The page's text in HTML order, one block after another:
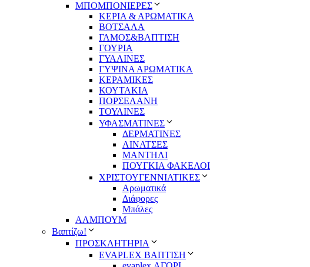
ΜΠΟΜΠΟΝΙΕΡΕΣ
ΚΕΡΙΑ & ΑΡΩΜΑΤΙΚΑ
ΒΟΤΣΑΛΑ
ΓΑΜΟΣ&ΒΑΠΤΙΣΗ
ΓΟΥΡΙΑ
ΓΥΑΛΙΝΕΣ
ΓΥΨΙΝΑ ΑΡΩΜΑΤΙΚΑ
ΚΕΡΑΜΙΚΕΣ
ΚΟΥΤΑΚΙΑ
ΠΟΡΣΕΛΑΝΗ
ΤΟΥΛΙΝΕΣ
ΥΦΑΣΜΑΤΙΝΕΣ
ΔΕΡΜΑΤΙΝΕΣ
ΛΙΝΑΤΣΕΣ
ΜΑΝΤΗΛΙ
ΠΟΥΓΚΙΑ ΦΑΚΕΛΟΙ
ΧΡΙΣΤΟΥΓΕΝΝΙΑΤΙΚΕΣ
Αρωματικά
Διάφορες
Μπάλες
ΑΛΜΠΟΥΜ
Βαπτίζω!
ΠΡΟΣΚΛΗΤΗΡΙΑ
EVAPLEX ΒΑΠΤΙΣΗ